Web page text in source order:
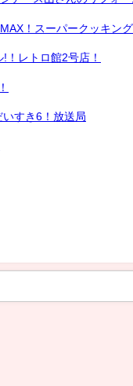
！スーパークッキング
！レトロ館2号店！
すき6！放送局